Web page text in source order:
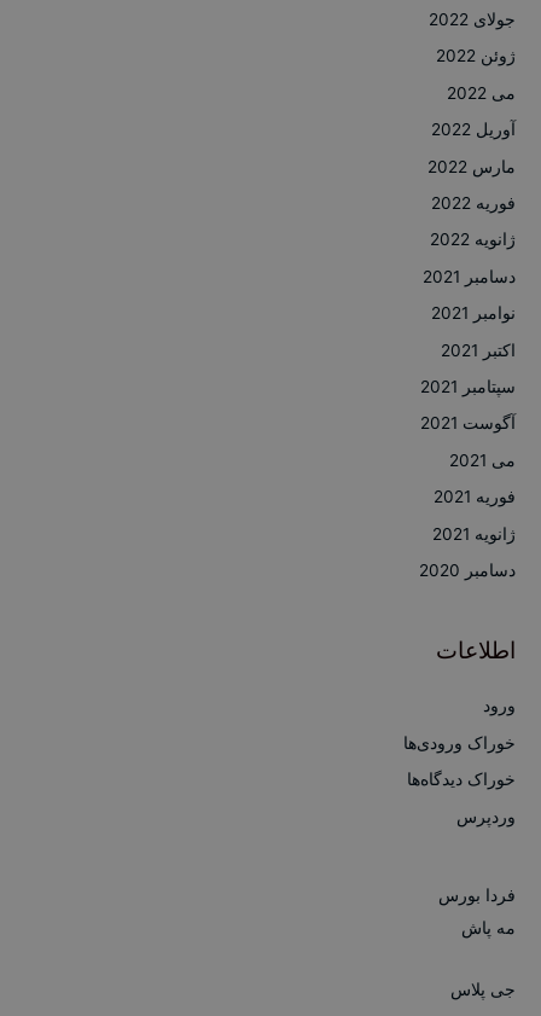
جولای 2022
ژوئن 2022
می 2022
آوریل 2022
مارس 2022
فوریه 2022
ژانویه 2022
دسامبر 2021
نوامبر 2021
اکتبر 2021
سپتامبر 2021
آگوست 2021
می 2021
فوریه 2021
ژانویه 2021
دسامبر 2020
اطلاعات
ورود
خوراک ورودی‌ها
خوراک دیدگاه‌ها
وردپرس
فردا بورس
مه پاش
جی پلاس